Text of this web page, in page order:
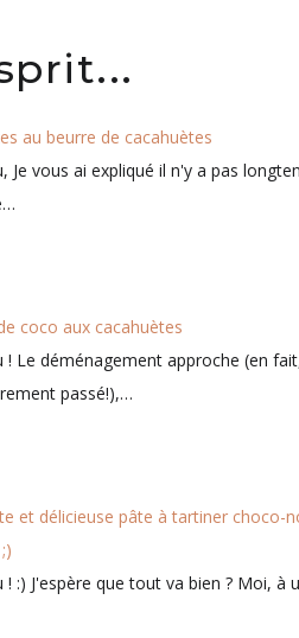
au beurre de cacahuètes
Je vous ai expliqué il n'y a pas
coco aux cacahuètes
! Le déménagement approche (en
passé!),…
et délicieuse pâte à tartiner choco-
! :) J'espère que tout va bien ? Moi, à